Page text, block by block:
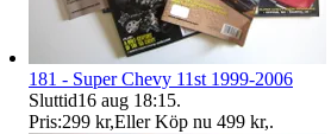
181 - Super Chevy 11st 1999-2006
Sluttid16 aug 18:15.
Pris:299 kr,Eller Köp nu 499 kr,.